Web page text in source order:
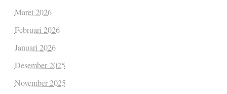
Maret 2026
Februari 2026
Januari 2026
Desember 2025
November 2025